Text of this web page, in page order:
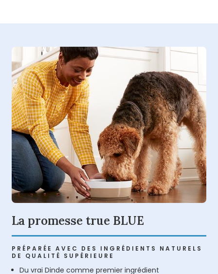
La promesse true BLUE
PRÉPARÉE AVEC DES INGRÉDIENTS NATURELS
DE QUALITÉ SUPÉRIEURE
Du vrai Dinde comme premier ingrédient